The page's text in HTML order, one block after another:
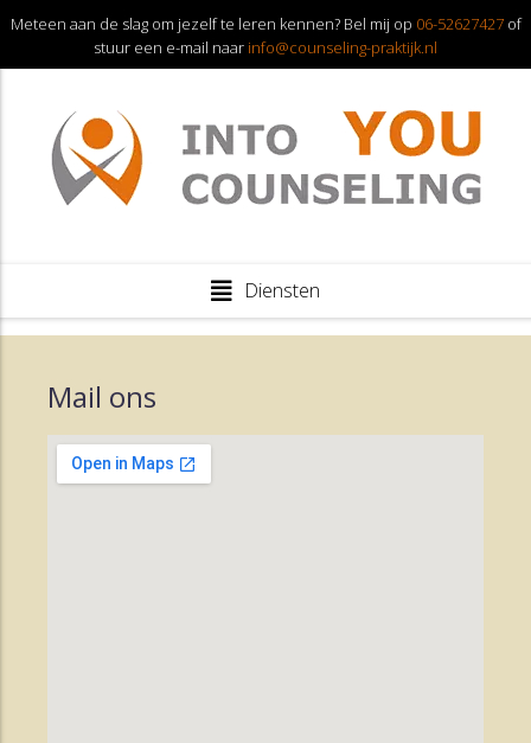
Meteen aan de slag om jezelf te leren kennen? Bel mij op 06-52627427of
stuur een e-mail naar info@counseling-praktijk.nl
Diensten
Mail ons